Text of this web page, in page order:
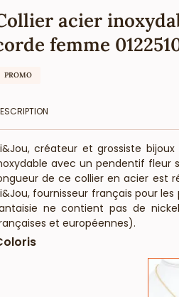
acier
femme
PROMO
créateur et grossiste
avec un pendentif fleur
de ce collier en acier est
fournisseur français pour
ne contient pas de
et européennes).